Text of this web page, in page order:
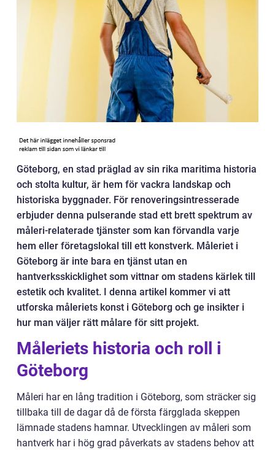
Göteborg, en stad präglad av sin rika maritima historia
och stolta kultur, är hem för vackra landskap och
historiska byggnader. För renoveringsintresserade
erbjuder denna pulserande stad ett brett spektrum av
måleri-relaterade tjänster som kan förvandla varje
hem eller företagslokal till ett konstverk. Måleriet i
Göteborg är inte bara en tjänst utan en
hantverksskicklighet som vittnar om stadens kärlek till
estetik och kvalitet. I denna artikel kommer vi att
utforska måleriets konst i Göteborg och ge insikter i
hur man väljer rätt målare för sitt projekt.
Måleriets historia och roll i
Göteborg
Måleri har en lång tradition i Göteborg, som sträcker sig
tillbaka till de dagar då de första färgglada skeppen
lämnade stadens hamnar. Utvecklingen av måleri som
hantverk har i hög grad påverkats av stadens behov att